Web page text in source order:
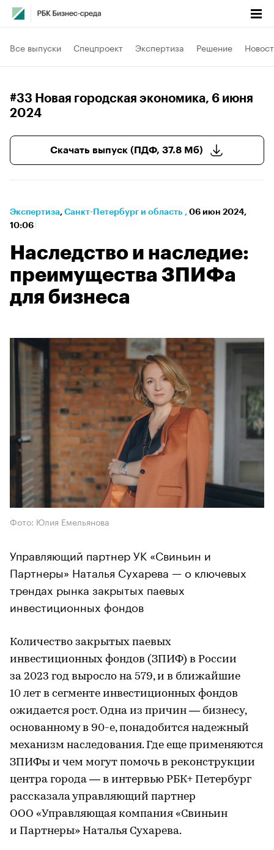
Все выпуски Спецпроект Экспертиза Решение
#33 Новая городская экономика, 6 июня
2024
Скачать выпуск (ПДФ, 37.8 Мб)
Экспертиза⁠, Санкт-Петербург и область , 06 июн 2024,
10:06
Наследство и наследие:
преимущества ЗПИФа
для бизнеса
Фото: Юлия Емельянова
Управляющий партнер УК «Свиньин и
Партнеры» Наталья Сухарева — о ключевых
трендах рынка закрытых паевых
инвестиционных фондов
Количество закрытых паевых
инвестиционных фондов (ЗПИФ) в России
за 2023 год выросло на 579, и в ближайшие
10 лет в сегменте инвестиционных фондов
ожидается рост. Одна из причин — бизнесу,
основанному в 90-е, понадобится надежный
механизм наследования. Где еще применяются
ЗПИФы и чем могут помочь в реконструкции
центра города — в интервью РБК+ Петербург
рассказала управляющий партнер
ООО «Управляющая компания «Свиньин
и Партнеры» Наталья Сухарева.